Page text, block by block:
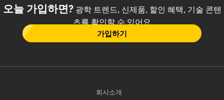
오늘 가입하면?광학 트렌드, 신제품, 할인 혜택, 기술 콘텐
츠를 확인할 수 있어요
가입하기
회사소개